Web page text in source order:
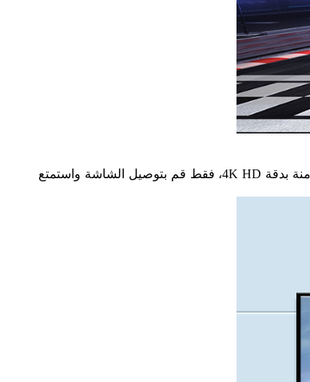
يأتي الكمبيوتر المصغر من الجيل الحادي عشر بواجهات 1 * HDMI 2.0 و 1 * mini DP، والتي تدعم إخراج شاشة مزدوجة متزامنة أو غير متزامنة بدقة 4K HD، فقط قم بتوصيل الشاشة واستمتع